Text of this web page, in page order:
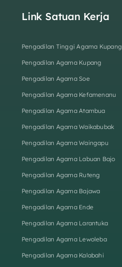
Link Satuan Kerja
Pengadilan Tinggi Agama Kupang
Pengadilan Agama Kupang
Pengadilan Agama Soe
Pengadilan Agama Kefamenanu
Pengadilan Agama Atambua
Pengadilan Agama Waikabubak
Pengadilan Agama Waingapu
Pengadilan Agama Labuan Bajo
Pengadilan Agama Ruteng
Pengadilan Agama Bajawa
Pengadilan Agama Ende
Pengadilan Agama Larantuka
Pengadilan Agama Lewoleba
Pengadilan Agama Kalabahi